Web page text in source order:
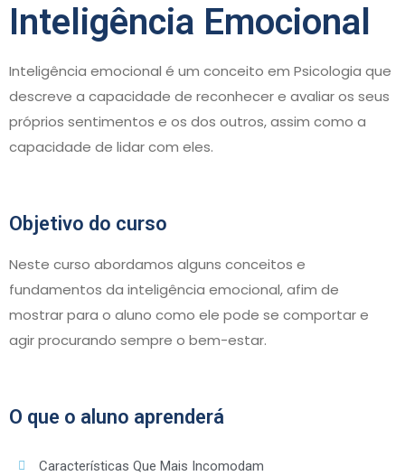
Inteligência Emocional
Inteligência emocional é um conceito em Psicologia que
descreve a capacidade de reconhecer e avaliar os seus
próprios sentimentos e os dos outros, assim como a
capacidade de lidar com eles.
Objetivo do curso
Neste curso abordamos alguns conceitos e
fundamentos da inteligência emocional, afim de
mostrar para o aluno como ele pode se comportar e
agir procurando sempre o bem-estar.
O que o aluno aprenderá
Características Que Mais Incomodam